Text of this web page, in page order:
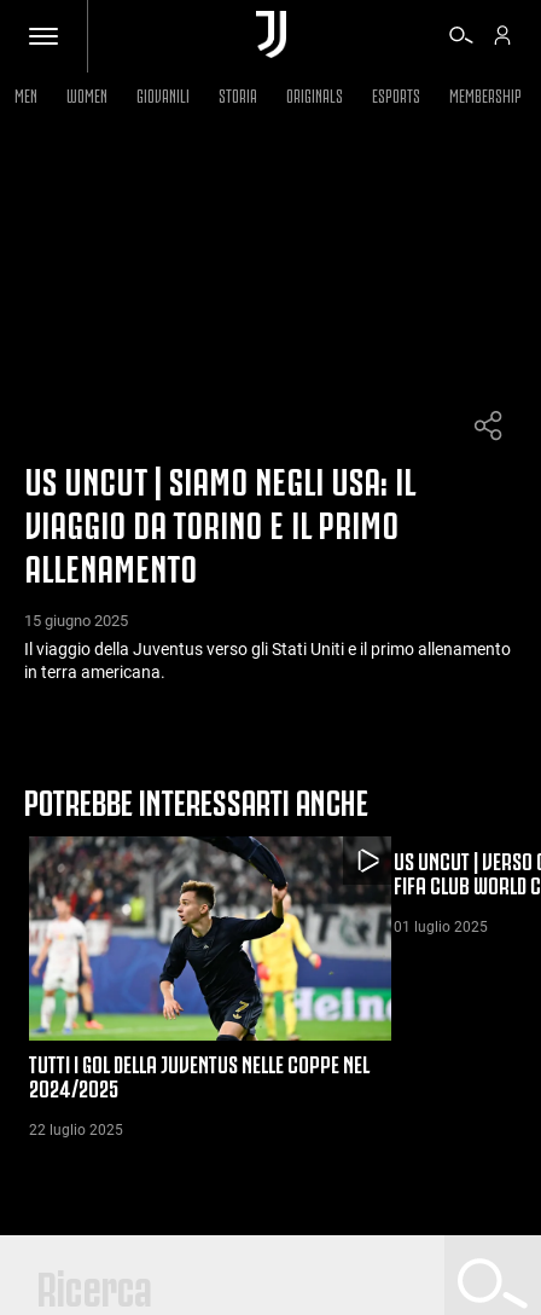
ALTRO
MEN WOMEN GIOVANILI STORIA ORIGINALS ESPORTS MEMBERSHIP
US UNCUT | SIAMO NEGLI USA: IL
VIAGGIO DA TORINO E IL PRIMO
ALLENAMENTO
15 giugno 2025
Il viaggio della Juventus verso gli Stati Uniti e il primo allenamento
in terra americana.
POTREBBE INTERESSARTI ANCHE
TUTTI I GOL DELLA JUVENTUS NELLE COPPE NEL
2024/2025
22 luglio 2025
US UNCUT | VERSO
FIFA CLUB WORLD
01 luglio 2025